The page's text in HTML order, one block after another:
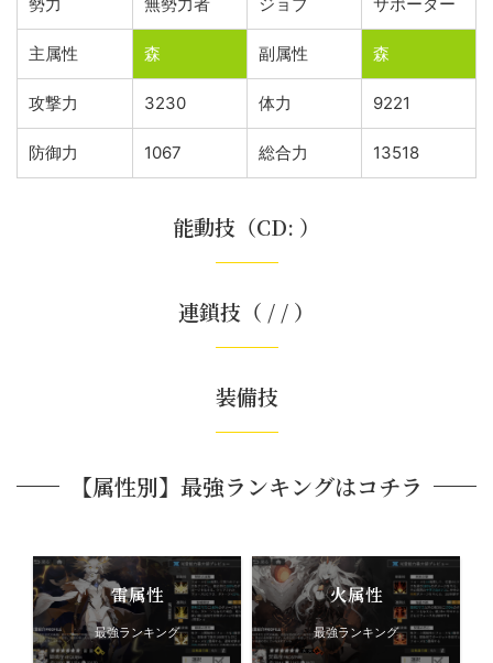
主属性 森 副属性 森
攻撃力 3230 体力 9221
防御力 1067 総合力 13518
能動技（CD: ）
連鎖技（ / / ）
装備技
【属性別】最強ランキングはコチラ
雷属性
最強ランキング
火属性
最強ランキング